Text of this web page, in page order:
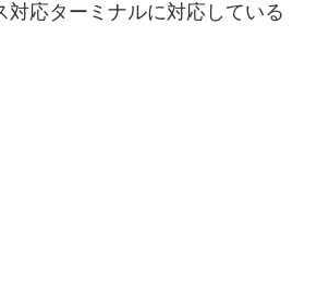
対応ターミナルに対応している